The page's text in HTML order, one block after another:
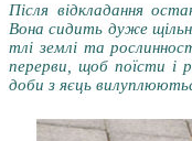
Після відкладання
Вона сидить дуже
тлі землі та
перерви, щоб поїсти і
доби з яєць